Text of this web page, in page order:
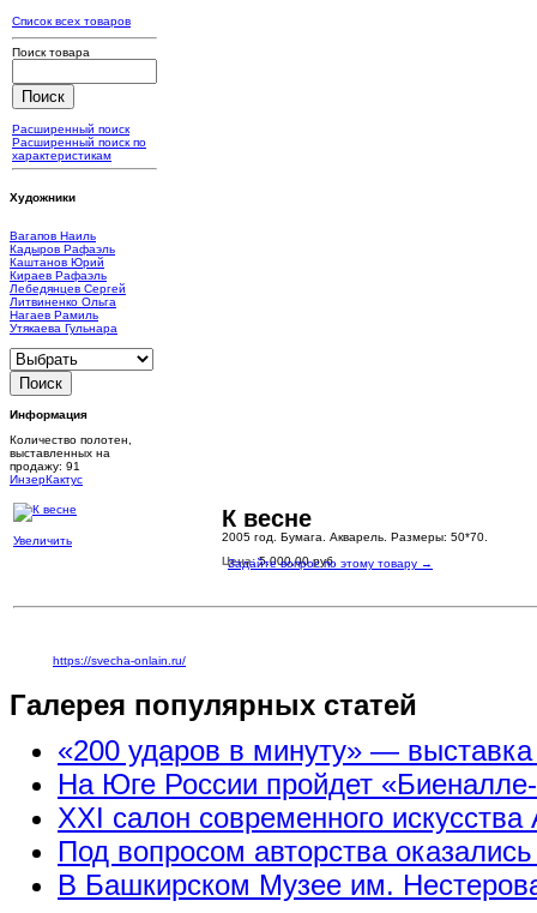
Список всех товаров
Поиск товара
Расширенный поиск
Расширенный поиск по
характеристикам
Художники
Вагапов Наиль
Кадыров Рафаэль
Каштанов Юрий
Кираев Рафаэль
Лебедянцев Сергей
Литвиненко Ольга
Нагаев Рамиль
Утякаева Гульнара
Информация
Количество полотен,
выставленных на
продажу: 91
ИнзерКактус
Увеличить
К весне
Цена:5.000,00 руб.
2005 год. Бумага. Акварель. Размеры: 50*70.
Задайте вопрос по этому товару →
https://svecha-onlain.ru/
Галерея популярных статей
«200 ударов в минуту» —
На Юге России пройдет
XXI салон современного искусства
Под вопросом авторства
В Башкирском Музее им.